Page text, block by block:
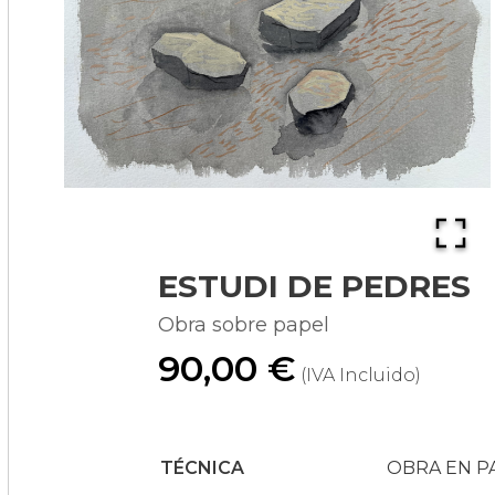
ESTUDI DE PEDRES
Obra sobre papel
90,00 € (IVA Incluido)
TÉCNICA OBRA EN